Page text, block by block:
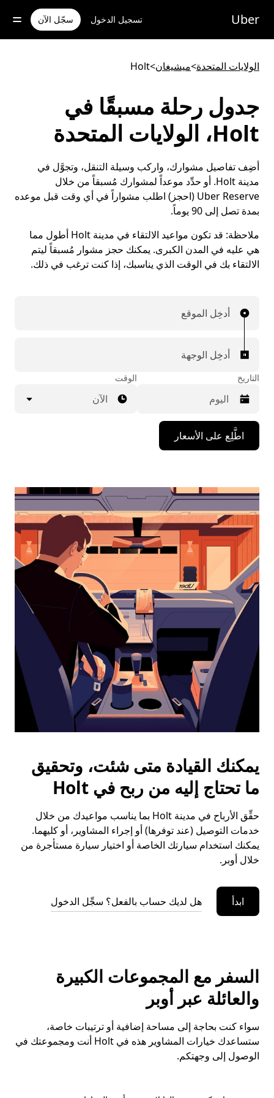
للوصول
المحتوى
Uber تسجيل الدخول سجّل الآن
الولايات المتحدة>ميشيغان>
Holt
جدول رحلة مسبقًا في
Holt، الولايات المتحدة
أضِف تفاصيل مشوارك، واركب وسيلة التنقل، وتجوَّل في
مدينة Holt. أو حدِّد موعداً لمشوارك مُسبقاً من خلال
Uber Reserve (احجز) اطلب مشواراً في أي وقت قبل موعده
بمدة تصل إلى 90 يوماً.
ملاحظة:
قد تكون مواعيد الالتقاء في مدينة Holt أطول مما
هي عليه في المدن الكبرى. يمكنك حجز مشوار مُسبقاً ليتم
الالتقاء بك في الوقت الذي يناسبك، إذا كنت ترغب في ذلك.
أدخِل الموقع
أدخِل الوجهة
التاريخ
اضغط
على
مفتاح
للأسفل
لاستخدام
التقويم
التاريخ.
اضغط
على
زر
الخروج
لإغلاق
التقويم.
الوقت
الآن
اطَّلِع على الأسعار
يمكنك القيادة متى شئت، وتحقيق
ما تحتاج إليه من ربح في Holt
حقِّق الأرباح في مدينة Holt بما يناسب مواعيدك من خلال
خدمات التوصيل (عند توفرها) أو إجراء المشاوير، أو كليهما.
يمكنك استخدام سيارتك الخاصة أو اختيار سيارة مستأجرة من
خلال أوبر.
ابدأ هل لديك حساب بالفعل؟ سجِّل الدخول
السفر مع المجموعات الكبيرة
والعائلة عبر أوبر
سواء كنت بحاجة إلى مساحة إضافية أو ترتيبات خاصة،
ستساعدك خيارات المشاوير هذه في Holt أنت ومجموعتك في
الوصول إلى وجهتكم.